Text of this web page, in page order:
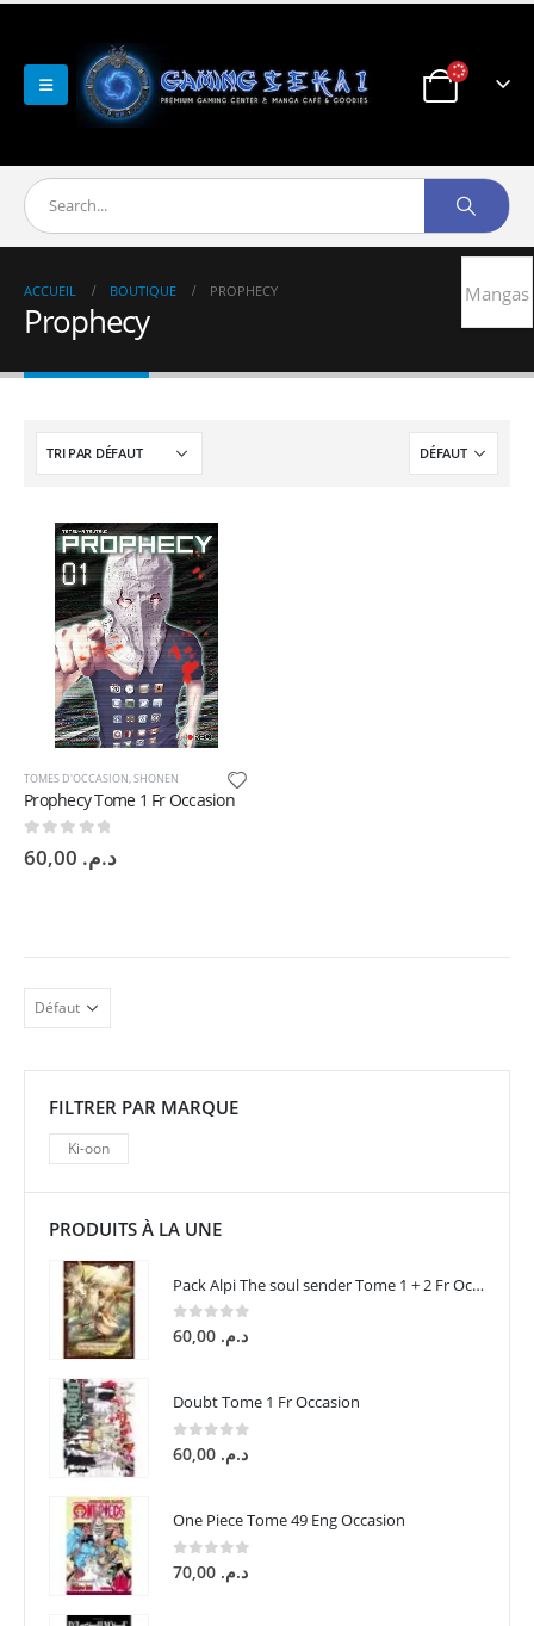
ACCUEIL BOUTIQUE PROPHECY
Prophecy
TOMES D'OCCASION,SHONEN
Prophecy Tome 1 Fr Occasion
0 sur 5د.م.
FILTRER PAR MARQUE
Ki-oon
PRODUITS À LA UNE
Pack Alpi The soul sender Tome 1 + 2 Fr Occasion
0sur 5د.م.
Doubt Tome 1 Fr Occasion
0sur 5د.م.
One Piece Tome 49 Eng Occasion
0sur 5د.م.
Mangas